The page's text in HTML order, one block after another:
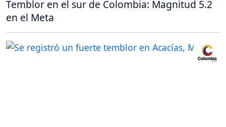
Temblor en el sur de Colombia: Magnitud 5.2
en el Meta